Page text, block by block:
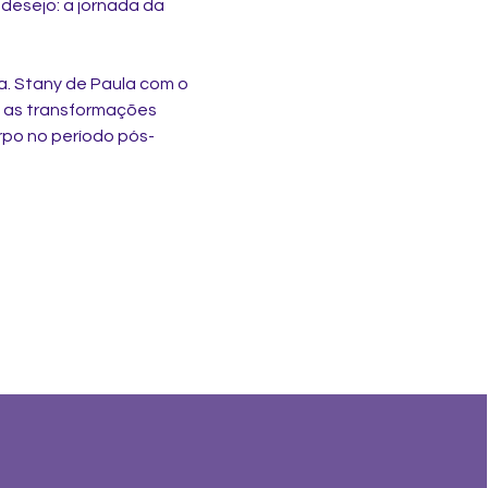
a jornada da
Stany de Paula com o
transformações
no período pós-